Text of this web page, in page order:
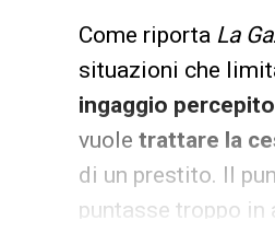
Come riporta La
situazioni che
ingaggio
vuole trattare la
di un prestito. Il
puntasse troppo in